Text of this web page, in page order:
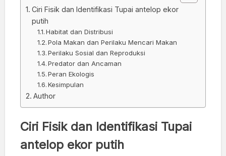
Ciri Fisik dan Identifikasi Tupai antelop ekor
putih
Habitat dan Distribusi
Pola Makan dan Perilaku Mencari Makan
Perilaku Sosial dan Reproduksi
Predator dan Ancaman
Peran Ekologis
Kesimpulan
Author
Ciri Fisik dan Identifikasi Tupai
antelop ekor putih